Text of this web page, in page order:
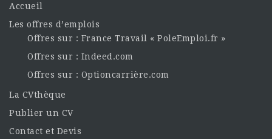
Accueil
Les offres d’emplois
Offres sur : France Travail « PoleEmploi.fr »
Offres sur : Indeed.com
Offres sur : Optioncarrière.com
La CVthèque
Publier un CV
Contact et Devis